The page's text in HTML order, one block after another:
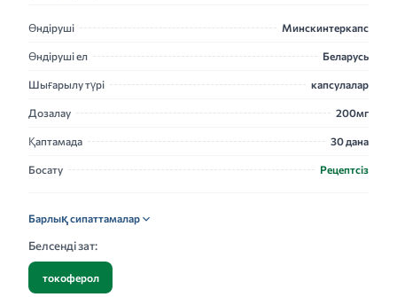
Өндіруші Минскинтеркапс
Өндіруші ел Беларусь
Шығарылу түрі капсулалар
Дозалау 200мг
Қаптамада 30 дана
Босату Рецептсіз
Барлық сипаттамалар
Белсенді зат:
токоферол